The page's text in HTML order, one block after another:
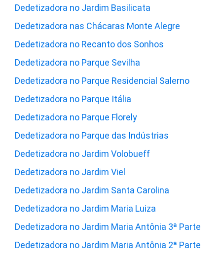
Dedetizadora no Jardim Basilicata
Dedetizadora nas Chácaras Monte Alegre
Dedetizadora no Recanto dos Sonhos
Dedetizadora no Parque Sevilha
Dedetizadora no Parque Residencial Salerno
Dedetizadora no Parque Itália
Dedetizadora no Parque Florely
Dedetizadora no Parque das Indústrias
Dedetizadora no Jardim Volobueff
Dedetizadora no Jardim Viel
Dedetizadora no Jardim Santa Carolina
Dedetizadora no Jardim Maria Luiza
Dedetizadora no Jardim Maria Antônia 3ª Parte
Dedetizadora no Jardim Maria Antônia 2ª Parte